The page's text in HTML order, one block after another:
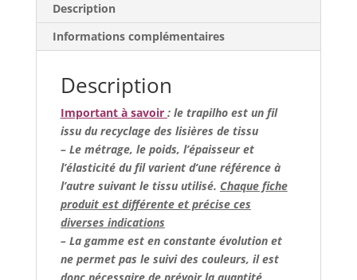
sepia)
Description
Informations complémentaires
Description
Important à savoir : le trapilho est un fil
issu du recyclage des lisières de tissu
– Le métrage, le poids, l’épaisseur et
l’élasticité du fil varient d’une référence à
l’autre suivant le tissu utilisé. Chaque fiche
produit est différente et précise ces
diverses indications
– La gamme est en constante évolution et
ne permet pas le suivi des couleurs, il est